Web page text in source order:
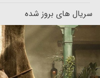
سریال های بروز شده